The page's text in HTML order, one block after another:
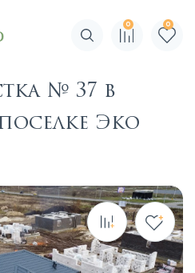
Поиск по сайту
0 0
№ 37 в
Эко